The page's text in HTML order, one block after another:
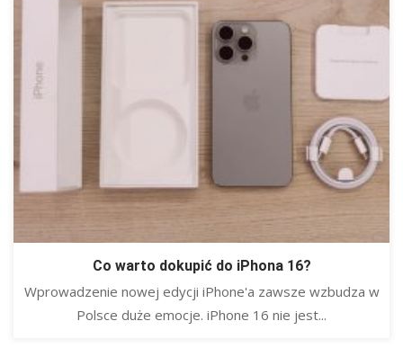
Co warto dokupić do iPhona 16?
Wprowadzenie nowej edycji iPhone'a zawsze wzbudza w
Polsce duże emocje. iPhone 16 nie jest...